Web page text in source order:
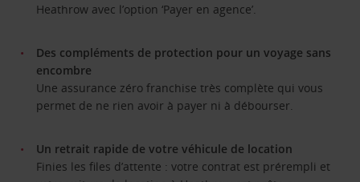
Heathrow avec l’option ‘Payer en agence’.
Des compléments de protection pour un voyage sans
encombre
Une assurance zéro franchise très complète qui vous
permet de ne rien avoir à payer ni à débourser.
Un retrait rapide de votre véhicule de location
Finies les files d’attente : votre contrat est prérempli et